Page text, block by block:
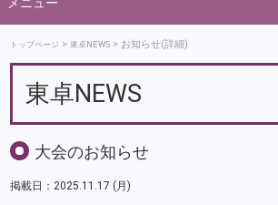
メニュー
トップページ 東卓NEWS お知らせ(詳細)
東卓NEWS
大会のお知らせ
掲載日：2025.11.17 (月)